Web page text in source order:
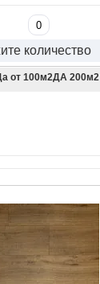
количество
от 100м2ДА 200м2